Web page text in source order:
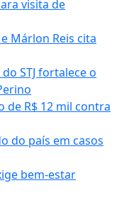
visita de
Márlon Reis cita
STJ fortalece o
de R$ 12 mil contra
do país em casos
bem-estar